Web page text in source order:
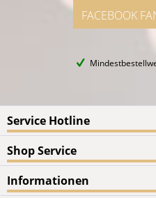
FACEBOOK
Service Hotline
Shop Service
Informationen